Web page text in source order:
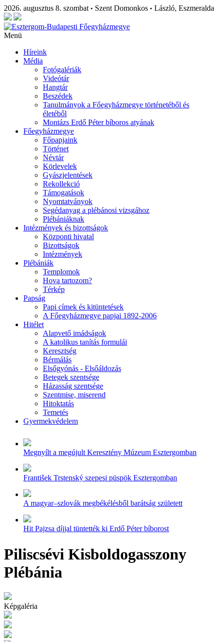
2026. augusztus 8. szombat • Szent Domonkos • László, Eszmeralda
Menü
Híreink
Média
Fotógalériák
Videótár
Hangtár
Beszédek
Tanulmányok a Főegyházmegye történetéből és
életéből
Montázs Erdő Péter bíboros atyának
Főegyházmegye
Főpapjaink
Történet
Névtár
Körlevelek
Gyászjelentések
Rekollekció
Támogatások
Nyomtatványok
Segédanyag a plébánosi vizsgához
Plébániáknak
Intézmények és bizottságok
Központi hivatal
Bizottságok
Intézmények
Plébániák
Templomok
Hova tartozom?
Térkép
Papság
Papi címek és kitüntetések
A Főegyházmegye papjai 1892-2006
Hitélet
Alapvető imádságok
A katolikus tanítás formulái
Keresztség
Bérmálás
Elsőgyónás - Elsőáldozás
Betegek szentsége
Házasság szentsége
Szentmise, miserend
Hitoktatás
Temetés
Gyermekvédelem
Megnyílt a megújult Keresztény Múzeum Esztergomban
František Trstenský szepesi püspök Esztergomban
A magyar–szlovák megbékélésből barátság született
Hit Pajzsa díjjal tüntették ki Erdő Péter bíborost
Piliscsévi Kisboldogasszony
Plébánia
Képgaléria